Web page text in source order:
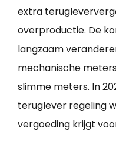
extra
overproductie. De
langzaam
mechanische
slimme meters. In
teruglever regeling
vergoeding krijgt